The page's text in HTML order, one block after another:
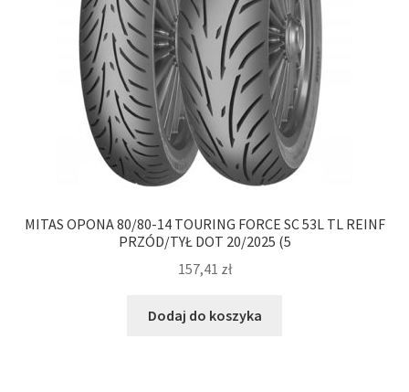
MITAS OPONA 80/80-14 TOURING FORCE SC 53L TL REINF
PRZÓD/TYŁ DOT 20/2025 (5
157,41 zł
Dodaj do koszyka